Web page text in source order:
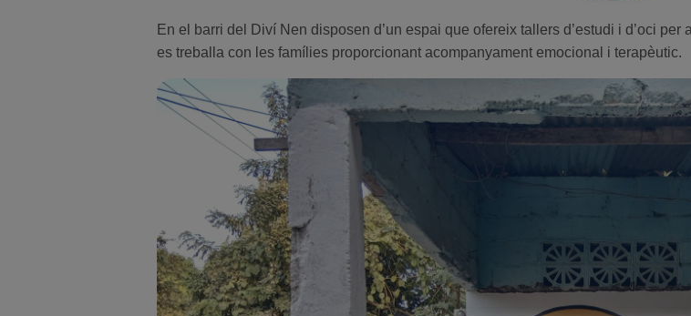
En el barri del Diví Nen disposen d’un espai que ofereix tallers d’estudi i d’oci
es treballa con les famílies proporcionant acompanyament emocional i terapèutic.